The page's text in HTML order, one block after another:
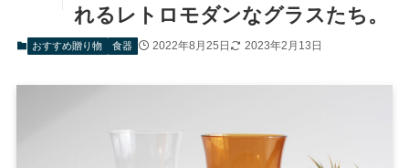
れるレトロモダンなグラスたち。
おすすめ贈り物 食器 2022年8月25日 2023年2月13日